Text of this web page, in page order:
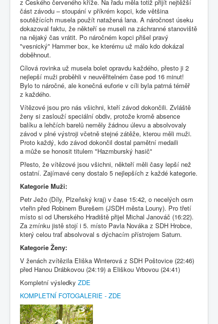
z Českého červeného kříže. Na řadu měla totiž přijít nejtěžší
část závodu – stoupání v příkrém kopci, kde většina
soutěžících musela použít natažená lana. A náročnost úseku
dokazoval faktu, že někteří se museli na záchranné stanoviště
na nějaký čas vrátit. Po náročném kopci přišel pravý
"vesnický" Hammer box, ke kterému už málo kdo dokázal
doběhnout.
Cílová rovinka už musela bolet opravdu každého, přesto ji 2
nejlepší muži proběhli v neuvěřitelném čase pod 16 minut!
Bylo to náročné, ale konečná euforie v cíli byla patrná téměř
z každého.
Vítězové jsou pro nás všichni, kteří závod dokončili. Zvláště
ženy si zaslouží speciální obdiv, protože kromě absence
balíku a lehčích barelů neměly žádnou úlevu a absolvovaly
závod v plné výstroji včetně stejné zátěže, kterou měli muži.
Proto každý, kdo závod dokončil dostal pamětní medaili
a může se honosit titulem "Hazmburský hasič"
Přesto, že vítězové jsou všichni, někteří měli časy lepší než
ostatní. Zajímavé ceny dostalo 5 nejlepších z každé kategorie.
Kategorie Muži:
Petr Ježo (Díly, Plzeňský kraj) v čase 15:42, o necelých osm
vteřin před Robinem Burešem (JSDH města Louny). Pro třetí
místo si od Uherského Hradiště přijel Michal Janováč (16:22).
Za zmínku jistě stojí i 5. místo Pavla Nováka z SDH Hrobce,
který celou trať absolvoval s dýchacím přístrojem Saturn.
Kategorie Ženy:
V ženách zvítězila Eliška Winterová z SDH Poštovice (22:46)
před Hanou Drábkovou (24:19) a Eliškou Vrbovou (24:41)
Kompletní výsledky ZDE
KOMPLETNÍ FOTOGALERIE - ZDE